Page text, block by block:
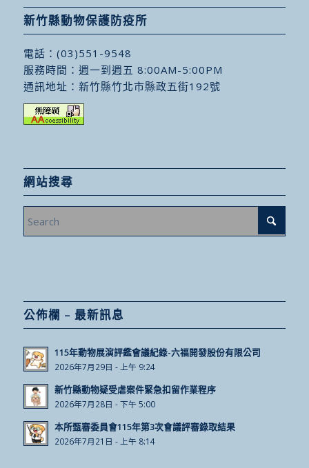
新竹縣動物保護防疫所
電話： (03)551-9548
服務時間：週一到週五 8:00AM-5:00PM
通訊地址： 新竹縣竹北市縣政五街192號
網站搜尋
公佈欄 – 最新訊息
115年動物展演評鑑會議紀錄-六福開發股份有限公司
2026年7月29日 - 上午 9:24
新竹縣動物疑受虐案件緊急扣留作業程序
2026年7月28日 - 下午 5:00
本所甄審委員會115年第3次會議評審錄取結果
2026年7月21日 - 上午 8:14